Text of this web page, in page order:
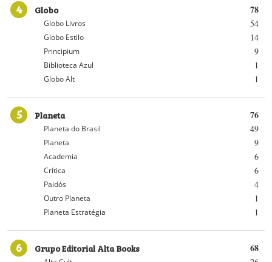
4 78
Globo
54
Globo Livros
14
Globo Estilo
9
Principium
1
Biblioteca Azul
1
Globo Alt
5 76
Planeta
49
Planeta do Brasil
9
Planeta
6
Academia
6
Crítica
4
Paidós
1
Outro Planeta
1
Planeta Estratégia
6 68
Grupo Editorial Alta Books